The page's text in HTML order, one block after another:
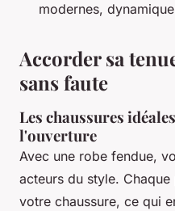
modernes,
Accorder sa
sans faute
Les chaussures
l'ouverture
Avec une robe fendue,
acteurs du style.
votre chaussure, ce qui